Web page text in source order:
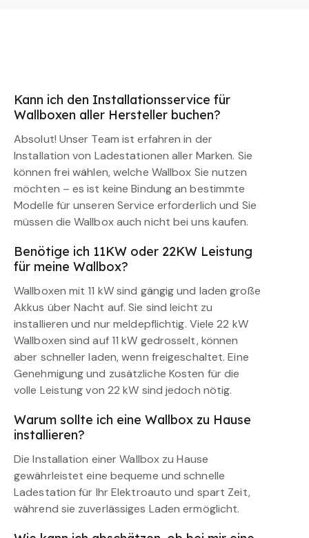
Kann ich den Installationsservice für
Wallboxen aller Hersteller buchen?
Absolut! Unser Team ist erfahren in der
Installation von Ladestationen aller Marken. Sie
können frei wählen, welche Wallbox Sie nutzen
möchten – es ist keine Bindung an bestimmte
Modelle für unseren Service erforderlich und Sie
müssen die Wallbox auch nicht bei uns kaufen.
Benötige ich 11KW oder 22KW Leistung
für meine Wallbox?
Wallboxen mit 11 kW sind gängig und laden große
Akkus über Nacht auf. Sie sind leicht zu
installieren und nur meldepflichtig. Viele 22 kW
Wallboxen sind auf 11 kW gedrosselt, können
aber schneller laden, wenn freigeschaltet. Eine
Genehmigung und zusätzliche Kosten für die
volle Leistung von 22 kW sind jedoch nötig.
Warum sollte ich eine Wallbox zu Hause
installieren?
Die Installation einer Wallbox zu Hause
gewährleistet eine bequeme und schnelle
Ladestation für Ihr Elektroauto und spart Zeit,
während sie zuverlässiges Laden ermöglicht.